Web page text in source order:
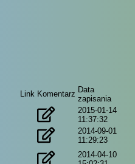
Link Komentarz Data
zapisania
2015-01-14
11:37:32
2014-09-01
11:29:23
2014-04-10